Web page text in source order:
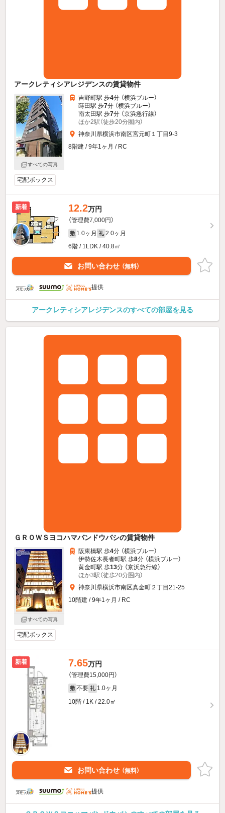
アークレティシアレジデンスの賃貸物件
すべての写真
吉野町駅 歩4分 （横浜ブルー）
蒔田駅 歩7分 （横浜ブルー）
南太田駅 歩7分 （京浜急行線）
ほか2駅（徒歩20分圏内）
神奈川県横浜市南区宮元町１丁目9-3
8階建 / 9年1ヶ月 / RC
宅配ボックス
新着 12.2万円
（管理費7,000円）
敷 1.0ヶ月 礼 2.0ヶ月
6階 / 1LDK / 40.8㎡
お問い合わせ （無料）
提供
アークレティシアレジデンスのすべての部屋を見る
ＧＲＯＷＳヨコハマバンドウバシの賃貸物件
すべての写真
阪東橋駅 歩4分 （横浜ブルー）
伊勢佐木長者町駅 歩8分 （横浜ブルー）
黄金町駅 歩13分 （京浜急行線）
ほか3駅（徒歩20分圏内）
神奈川県横浜市南区真金町２丁目21-25
10階建 / 9年1ヶ月 / RC
宅配ボックス
新着 7.65万円
（管理費15,000円）
敷 不要 礼 1.0ヶ月
10階 / 1K / 22.0㎡
お問い合わせ （無料）
提供